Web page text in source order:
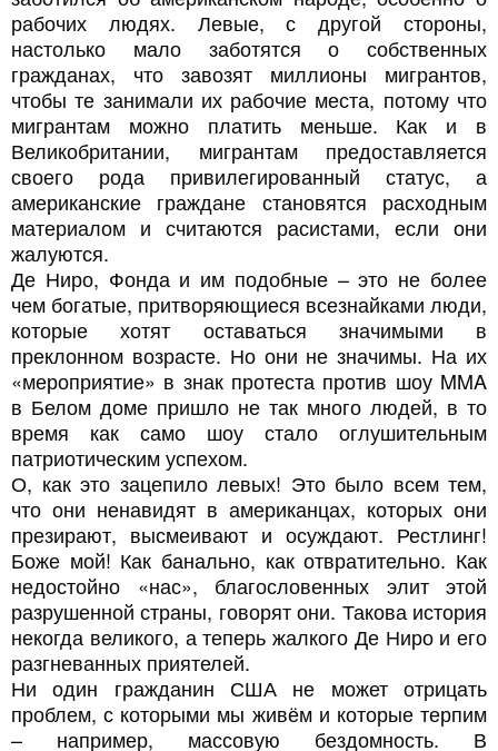
рабочих людях. Левые, с другой стороны,
настолько мало заботятся о собственных
гражданах, что завозят миллионы мигрантов,
чтобы те занимали их рабочие места, потому что
мигрантам можно платить меньше. Как и в
Великобритании, мигрантам предоставляется
своего рода привилегированный статус, а
американские граждане становятся расходным
материалом и считаются расистами, если они
жалуются.
Де Ниро, Фонда и им подобные – это не более
чем богатые, притворяющиеся всезнайками люди,
которые хотят оставаться значимыми в
преклонном возрасте. Но они не значимы. На их
«мероприятие» в знак протеста против шоу MMA
в Белом доме пришло не так много людей, в то
время как само шоу стало оглушительным
патриотическим успехом.
О, как это зацепило левых! Это было всем тем,
что они ненавидят в американцах, которых они
презирают, высмеивают и осуждают. Рестлинг!
Боже мой! Как банально, как отвратительно. Как
недостойно «нас», благословенных элит этой
разрушенной страны, говорят они. Такова история
некогда великого, а теперь жалкого Де Ниро и его
разгневанных приятелей.
Ни один гражданин США не может отрицать
проблем, с которыми мы живём и которые терпим
– например, массовую бездомность. В